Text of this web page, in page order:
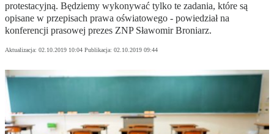
protestacyjną. Będziemy wykonywać tylko te zadania, które są
opisane w przepisach prawa oświatowego - powiedział na
konferencji prasowej prezes ZNP Sławomir Broniarz.
Aktualizacja: 02.10.2019 10:04 Publikacja: 02.10.2019 09:44